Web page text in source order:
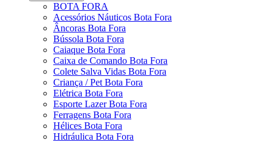
BOTA FORA
Acessórios Náuticos Bota Fora
Âncoras Bota Fora
Bússola Bota Fora
Caiaque Bota Fora
Caixa de Comando Bota Fora
Colete Salva Vidas Bota Fora
Criança / Pet Bota Fora
Elétrica Bota Fora
Esporte Lazer Bota Fora
Ferragens Bota Fora
Hélices Bota Fora
Hidráulica Bota Fora